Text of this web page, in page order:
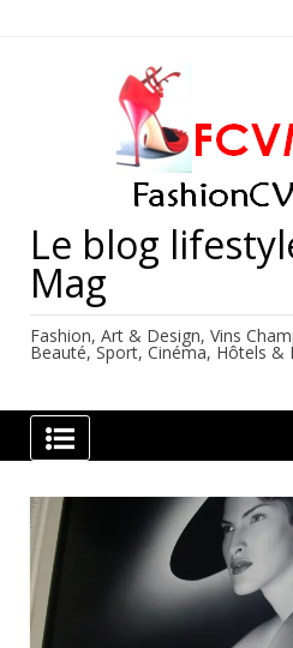
Le blog
Mag
Fashion, Art & Design, Vins
Beauté, Sport, Cinéma, Hôtels &